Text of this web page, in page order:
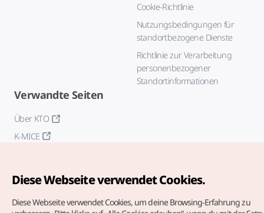
Cookie-Richtlinie
Nutzungsbedingungen für
standortbezogene Dienste
Richtlinie zur Verarbeitung
personenbezogener
Standortinformationen
Verwandte Seiten
Über KTO
K-MICE
Diese Webseite verwendet Cookies.
Diese Webseite verwendet Cookies, um deine Browsing-Erfahrung zu